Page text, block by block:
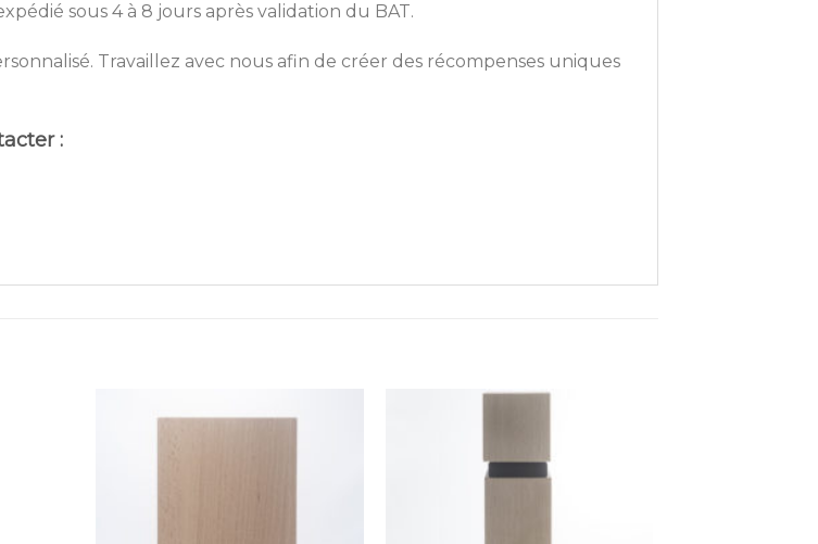
sous 4 à 8 jours après validation du BAT.
Travaillez avec nous afin de créer des récompenses uniques
: